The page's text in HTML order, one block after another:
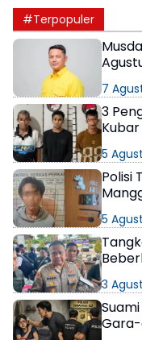
#Terpopuler
7
3
5
Polisi
5
3